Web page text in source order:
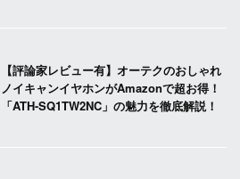
【評論家レビュー有】オーテクのおしゃれ
ノイキャンイヤホンがAmazonで超お得！
「ATH-SQ1TW2NC」の魅力を徹底解説！